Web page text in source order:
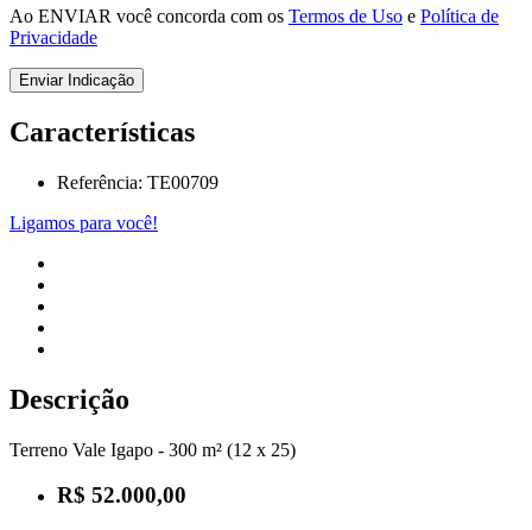
Ao ENVIAR você concorda com os Termos de Uso e Política de
Privacidade
Enviar Indicação
Características
Referência: TE00709
Ligamos para você!
Descrição
Terreno Vale Igapo - 300 m² (12 x 25)
R$ 52.000,00